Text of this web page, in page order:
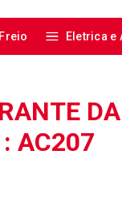
Freio Eletrica e
AC207